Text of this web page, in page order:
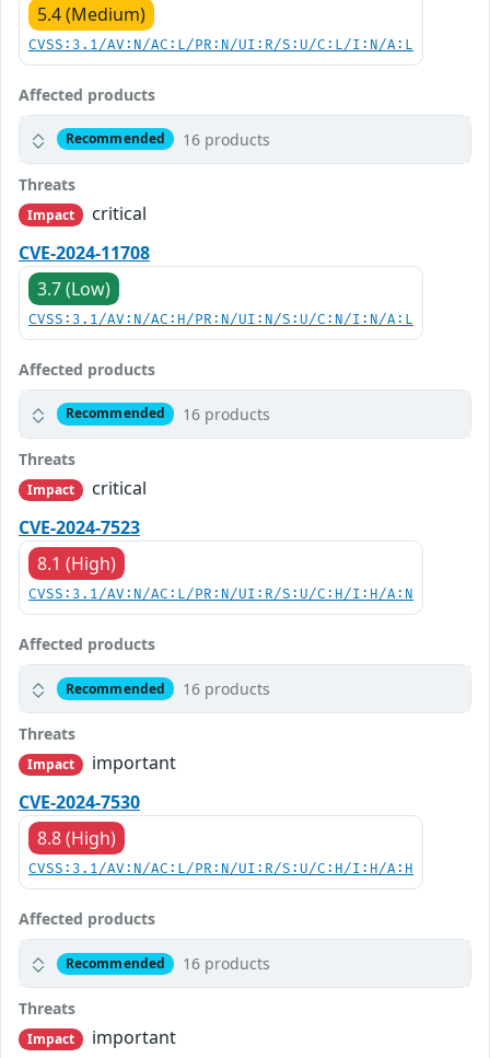
5.4 (Medium)
CVSS:3.1/AV:N/AC:L/PR:N/UI:R/S:U/C:L/I:N/A:L
Affected products
Recommended 16 products
Threats
Impact
critical
CVE-2024-11708
3.7 (Low)
CVSS:3.1/AV:N/AC:H/PR:N/UI:N/S:U/C:N/I:N/A:L
Affected products
Recommended 16 products
Threats
Impact
critical
CVE-2024-7523
8.1 (High)
CVSS:3.1/AV:N/AC:L/PR:N/UI:R/S:U/C:H/I:H/A:N
Affected products
Recommended 16 products
Threats
Impact
important
CVE-2024-7530
8.8 (High)
CVSS:3.1/AV:N/AC:L/PR:N/UI:R/S:U/C:H/I:H/A:H
Affected products
Recommended 16 products
Threats
Impact
important